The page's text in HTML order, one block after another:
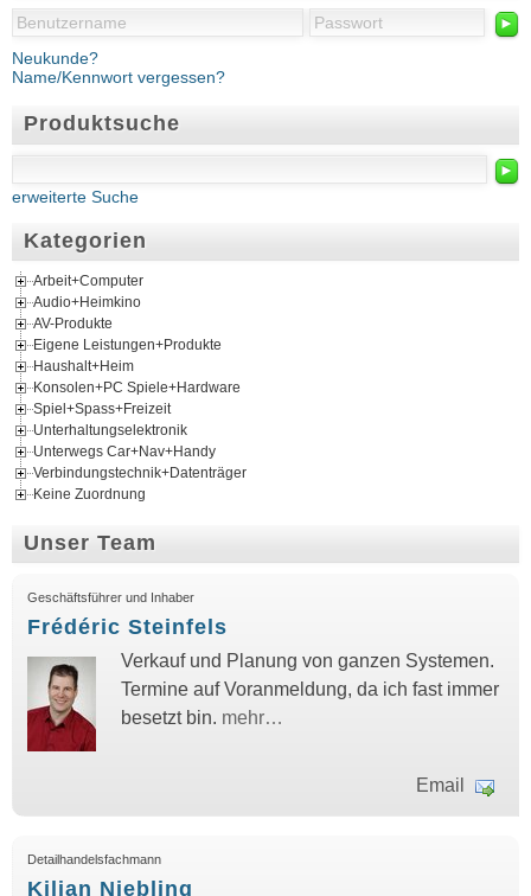
►
Neukunde?
Name/Kennwort vergessen?
Produktsuche
►
erweiterte Suche
Kategorien
Arbeit+Computer
Audio+Heimkino
AV-Produkte
Eigene Leistungen+Produkte
Haushalt+Heim
Konsolen+PC Spiele+Hardware
Spiel+Spass+Freizeit
Unterhaltungselektronik
Unterwegs Car+Nav+Handy
Verbindungstechnik+Datenträger
Keine Zuordnung
Unser Team
Geschäftsführer und Inhaber
Frédéric Steinfels
Verkauf und Planung von ganzen Systemen.
Termine auf Voranmeldung, da ich fast immer
besetzt bin. mehr…
Email
Detailhandelsfachmann
Kilian Niebling